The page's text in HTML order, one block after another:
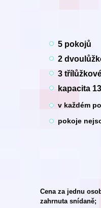
5 pokojů
2
3
kapacita
v každém
pokoje
Cena za jednu
zahrnuta snídaně;